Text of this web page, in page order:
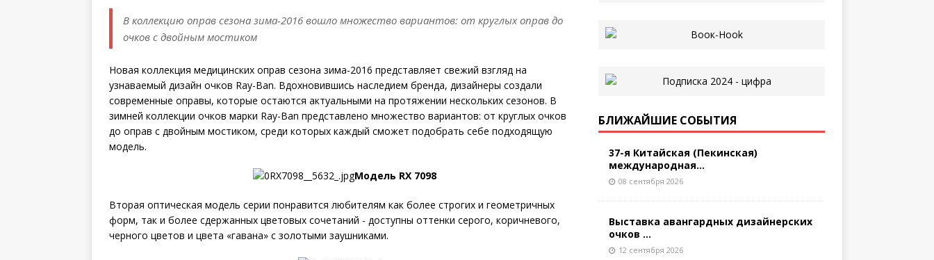
В коллекцию оправ сезона зима-2016 вошло множество вариантов: от круглых оправ до
очков с двойным мостиком
Новая коллекция медицинских оправ сезона зима-2016 представляет свежий взгляд на
узнаваемый дизайн очков Ray-Ban. Вдохновившись наследием бренда, дизайнеры создали
современные оправы, которые остаются актуальными на протяжении нескольких сезонов. В
зимней коллекции очков марки Ray-Ban представлено множество вариантов: от круглых очков
до оправ с двойным мостиком, среди которых каждый сможет подобрать себе подходящую
модель.
Модель RX 7098
Вторая оптическая модель серии понравится любителям как более строгих и геометричных
форм, так и более сдержанных цветовых сочетаний - доступны оттенки серого, коричневого,
черного цветов и цвета «гавана» с золотыми заушниками.
БЛИЖАЙШИЕ СОБЫТИЯ
37-я Китайская (Пекинская)
международная...
08 сентября 2026
Выставка авангардных дизайнерских
очков ...
12 сентября 2026